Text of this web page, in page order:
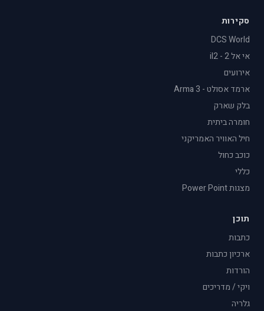
סקירות
DCS World
אי אל 2 - il2
אירועים
ארמד אסולט - Arma 3
בלק שארק
חומרה ביתית
חיל האוויר האמריקני
כוכב כחול
כללי
מצגות Power Point
תוכן
כתבות
ארכיון כתבות
הורדות
ויקי / מדריכים
גלריה